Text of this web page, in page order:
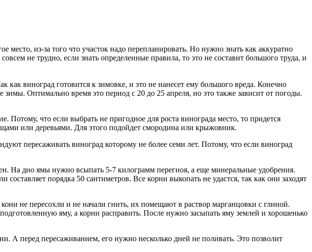
из-за того что участок надо перепланировать. Но нужно знать как аккуратно
не трудно, если знать определенные правила, то это не составит большого труда, и
виноград готовится к зимовке, и это не нанесет ему большого вреда. Конечно
Оптимально время это период с 20 до 25 апреля, но это также зависит от погоды.
что если выбрать не пригодное для роста винограда место, то придется
или деревьями. Для этого подойдет смородина или крыжовник.
пересаживать виноград которому не более семи лет. Потому, что если виноград
На дно ямы нужно всыпать 5-7 килограмм перегноя, а еще минеральные удобрения.
порядка 50 сантиметров. Все корни выкопать не удастся, так как они заходят
не пересохли и не начали гнить, их помещают в раствор марганцовки с глиной.
яму, а корни расправить. После нужно засыпать яму землей и хорошенько
А перед пересаживанием, его нужно несколько дней не поливать. Это позволит